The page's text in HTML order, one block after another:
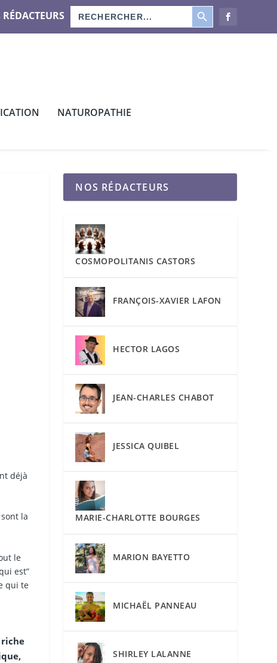
Search
for:
SEARCH BUTTON
NATUROPATHIE
déjà
la
le
est”
qui te
riche
NOS RÉDACTEURS
COSMOPOLITANIS CASTORS
FRANÇOIS-XAVIER LAFON
HECTOR LAGOS
JEAN-CHARLES CHABOT
JESSICA QUIBEL
MARIE-CHARLOTTE BOURGES
MARION BAYETTO
MICHAËL PANNEAU
SHIRLEY LALANNE